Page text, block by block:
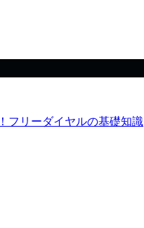
フリーダイヤルの基礎知識